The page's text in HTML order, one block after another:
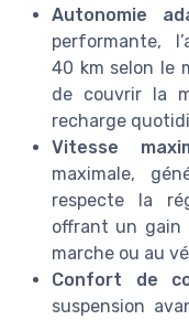
Autonomie
performante,
40 km selon le
de couvrir la
recharge
Vitesse
maximale,
respecte la
offrant un gain
marche ou au
Confort de
suspension